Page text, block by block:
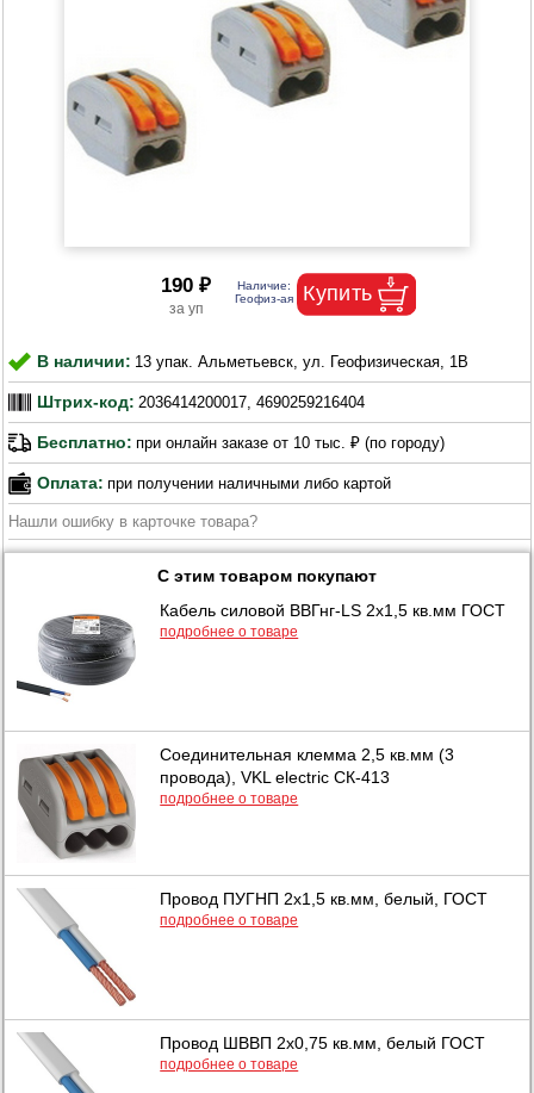
190 ₽
В наличии: 13 упак. Альметьевск, ул. Геофизическая, 1В
Штрих-код: 2036414200017, 4690259216404
Бесплатно: при онлайн заказе от 10 тыс. ₽ (по городу)
Оплата: при получении наличными либо картой
Нашли ошибку в карточке товара?
С этим товаром покупают
Кабель силовой ВВГнг-LS 2х1,5 кв.мм ГОСТ
подробнее о товаре
Соединительная клемма 2,5 кв.мм (3
провода), VKL electric СК-413
подробнее о товаре
Провод ПУГНП 2х1,5 кв.мм, белый, ГОСТ
подробнее о товаре
Провод ШВВП 2х0,75 кв.мм, белый ГОСТ
подробнее о товаре